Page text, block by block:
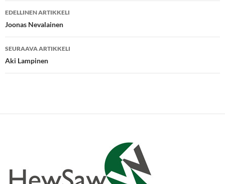
Artikkelien
selaus
EDELLINEN ARTIKKELI
Joonas Nevalainen
SEURAAVA ARTIKKELI
Aki Lampinen